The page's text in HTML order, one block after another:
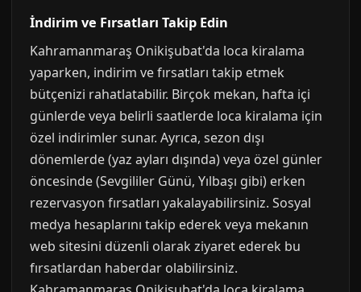
İndirim ve Fırsatları Takip Edin
Kahramanmaraş Onikişubat'da loca kiralama
yaparken, indirim ve fırsatları takip etmek
bütçenizi rahatlatabilir. Birçok mekan, hafta içi
günlerde veya belirli saatlerde loca kiralama için
özel indirimler sunar. Ayrıca, sezon dışı
dönemlerde (yaz ayları dışında) veya özel günler
öncesinde (Sevgililer Günü, Yılbaşı gibi) erken
rezervasyon fırsatları yakalayabilirsiniz. Sosyal
medya hesaplarını takip ederek veya mekanın
web sitesini düzenli olarak ziyaret ederek bu
fırsatlardan haberdar olabilirsiniz.